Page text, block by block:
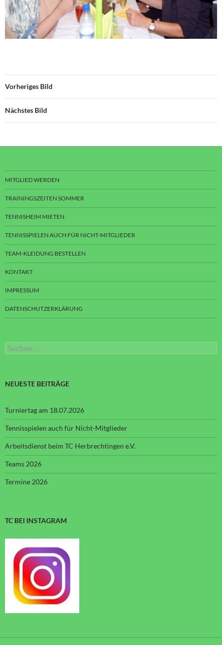
Vorheriges Bild
Nächstes Bild
MITGLIED WERDEN
TRAININGSZEITEN SOMMER
TENNISHEIM MIETEN
TENNISSPIELEN AUCH FÜR NICHT-MITGLIEDER
TEAM-KLEIDUNG BESTELLEN
KONTAKT
IMPRESSUM
DATENSCHUTZERKLÄRUNG
Suchen
nach:
NEUESTE BEITRÄGE
Turniertag am 18.07.2026
Tennisspielen auch für Nicht-Mitglieder
Arbeitsdienst beim TC Herbrechtingen e.V.
Teams 2026
Termine 2026
TC BEI INSTAGRAM